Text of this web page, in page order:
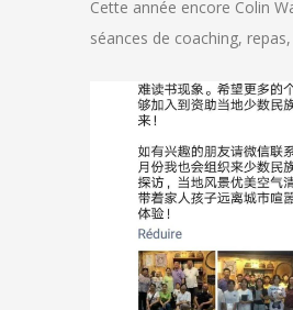
Cette année encore Colin
séances de coaching,